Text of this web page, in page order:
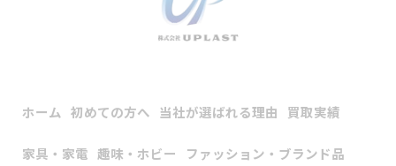
ホーム 初めての方へ 当社が選ばれる理由 買取実績
家具・家電 趣味・ホビー ファッション・ブランド品